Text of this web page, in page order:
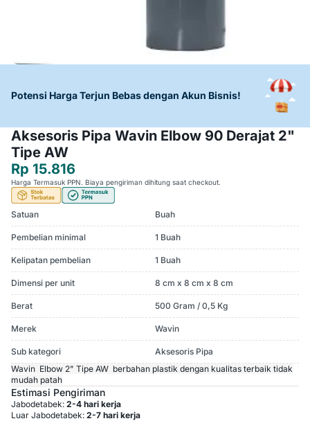
Potensi Harga Terjun Bebas dengan Akun Bisnis!
Aksesoris Pipa Wavin Elbow 90 Derajat 2"
Tipe AW
Rp 15.816
Harga Termasuk PPN. Biaya pengiriman dihitung saat checkout.
Satuan Buah
Pembelian minimal 1 Buah
Kelipatan pembelian 1 Buah
Dimensi per unit 8 cm x 8 cm x 8 cm
Berat 500 Gram / 0,5 Kg
Merek Wavin
Sub kategori
Aksesoris Pipa
Wavin Elbow 2" Tipe AW berbahan plastik dengan kualitas terbaik tidak
mudah patah
Estimasi Pengiriman
Jabodetabek: 2-4 hari kerja
Luar Jabodetabek: 2-7 hari kerja